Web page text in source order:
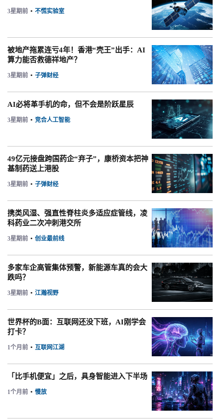
3星期前 • 不慌实验室
被地产拖累连亏4年！香港“壳王”出手：AI
算力能否救德祥地产？
3星期前 • 子弹财经
AI必将革手机的命，但不会是阶跃星辰
3星期前 • 竞合人工智能
49亿元接盘跨国药企“弃子”，康桥资本把神
基制药送上港股
3星期前 • 子弹财经
携类风湿、强直性脊柱炎多适应症管线，凌
科药业二次冲刺港交所
3星期前 • 创业最前线
多家车企高管集体预警，新能源车真的会大
跌吗？
3星期前 • 江瀚视野
世界杯的B面：互联网还没下班，AI刚学会
打卡？
1个月前 • 互联网江湖
「比手机便宜」之后，具身智能进入下半场
1个月前 • 慢放